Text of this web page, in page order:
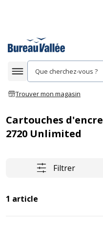
Afficher la navigation
Trouver mon magasin
Cartouches
2720 Unlimited
Filtrer
1 article